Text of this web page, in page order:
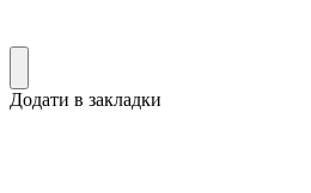
Додати в закладки